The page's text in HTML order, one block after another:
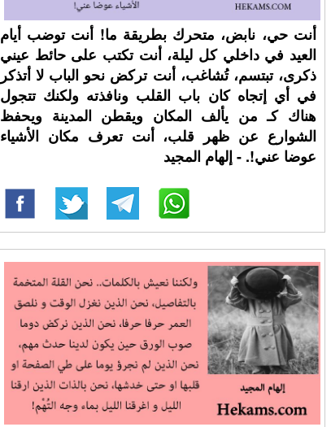
أنت حي، نابض، متحرك بطريقة ما! أنت توضب أيام
العيد في داخلي كل ليلة، أنت تكتب على حائط عيني
ذكرى، تبتسم، تُشاغب، أنت تركض نحو الباب لا أتذكر
في أي إتجاه كان باب القلب ونافذته ولكنك تتجول
هناك كـ من يألف المكان ويقطن المدينة ويحفظ
الشوارع عن ظهر قلب، أنت تعرف مكان الأشياء
عوضا عني!. - إلهام المجيد